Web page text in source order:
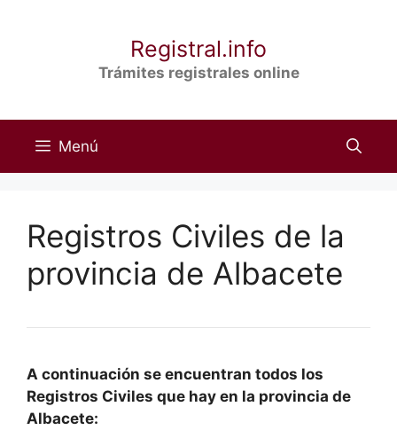
Registral.info
Trámites registrales online
Menú
Registros Civiles de la
provincia de Albacete
A continuación se encuentran todos los
Registros Civiles que hay en la provincia de
Albacete: